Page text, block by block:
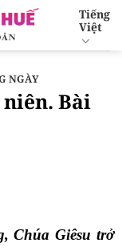
Tiếng
Việt
NGÀY
Bài
Chúa Giêsu trở